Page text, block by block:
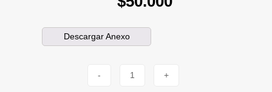
Descargar Anexo
- 1 +